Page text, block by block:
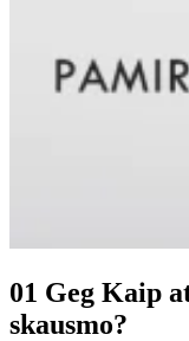
01 Geg Kaip
skausmo?